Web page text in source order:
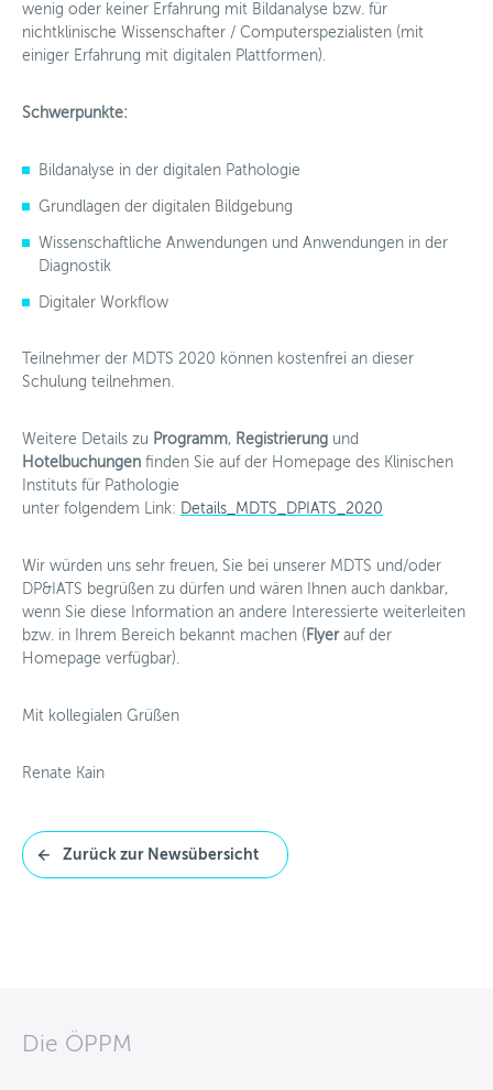
wenig oder keiner Erfahrung mit Bildanalyse bzw. für
nichtklinische Wissenschafter / Computerspezialisten (mit
einiger Erfahrung mit digitalen Plattformen).
Schwerpunkte:
Bildanalyse in der digitalen Pathologie
Grundlagen der digitalen Bildgebung
Wissenschaftliche Anwendungen und Anwendungen in der
Diagnostik
Digitaler Workflow
Teilnehmer der MDTS 2020 können kostenfrei an dieser
Schulung teilnehmen.
Weitere Details zu Programm, Registrierung und
Hotelbuchungen finden Sie auf der Homepage des Klinischen
Instituts für Pathologie
unter folgendem Link:
Details_MDTS_DPIATS_2020
Wir würden uns sehr freuen, Sie bei unserer MDTS und/oder
DP&IATS begrüßen zu dürfen und wären Ihnen auch dankbar,
wenn Sie diese Information an andere Interessierte weiterleiten
bzw. in Ihrem Bereich bekannt machen ( Flyerauf der
Homepage verfügbar).
Mit kollegialen Grüßen
Renate Kain
Zurück zur Newsübersicht
Die ÖPPM